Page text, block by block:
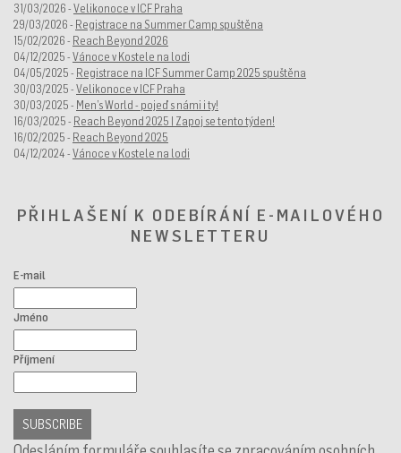
31/03/2026 -Velikonoce v ICF Praha
29/03/2026 - Registrace na Summer Camp spuštěna
15/02/2026 - Reach Beyond 2026
04/12/2025 -Vánoce v Kostele na lodi
04/05/2025 - Registrace na ICF Summer Camp 2025 spuštěna
30/03/2025 -Velikonoce v ICF Praha
30/03/2025 - Men’s World - pojeď s námi i ty!
16/03/2025 - Reach Beyond 2025 | Zapoj se tento týden!
16/02/2025 - Reach Beyond 2025
04/12/2024 -Vánoce v Kostele na lodi
PŘIHLAŠENÍ K ODEBÍRÁNÍ E-MAILOVÉHO
NEWSLETTERU
E-mail
Jméno
Příjmení